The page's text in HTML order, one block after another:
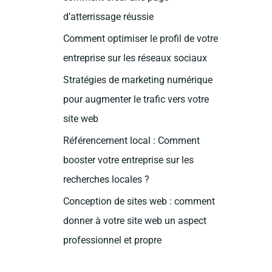
h
e
r
:
d’atterrissage réussie
Comment optimiser le profil de votre
entreprise sur les réseaux sociaux
Stratégies de marketing numérique
pour augmenter le trafic vers votre
site web
Référencement local : Comment
booster votre entreprise sur les
recherches locales ?
Conception de sites web : comment
donner à votre site web un aspect
professionnel et propre